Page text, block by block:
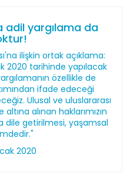
adil yargılama da
ilişkin ortak açıklama:
2020 tarihinde yapılacak
özellikle de
ifade edeceği
Ulusal ve uluslararası
alınan haklarımızın
dile getirilmesi, yaşamsal
2020